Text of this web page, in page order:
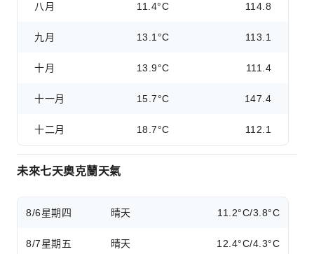
八月 11.4°C 114.8
九月 13.1°C 113.1
十月 13.9°C 111.4
十一月 15.7°C 147.4
十二月 18.7°C 112.1
未來七天奧克蘭天氣
8/6星期四 晴天 11.2°C/3.8°C
8/7星期五 晴天 12.4°C/4.3°C